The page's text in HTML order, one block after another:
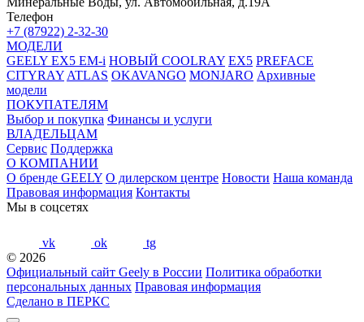
Телефон
+7 (87922) 2-32-30
МОДЕЛИ
GEELY EX5 EM-i НОВЫЙ COOLRAY EX5 PREFACE
CITYRAY ATLAS OKAVANGO MONJARO Архивные
модели
ПОКУПАТЕЛЯМ
Выбор и покупка Финансы и услуги
ВЛАДЕЛЬЦАМ
Сервис Поддержка
О КОМПАНИИ
О бренде GEELY О дилерском центре Новости Наша команда
Правовая информация Контакты
Мы в соцсетях
vk ok
tg
© 2026
Официальный сайт Geely в России Политика обработки
персональных данных Правовая информация
Сделано в ПЕРКС